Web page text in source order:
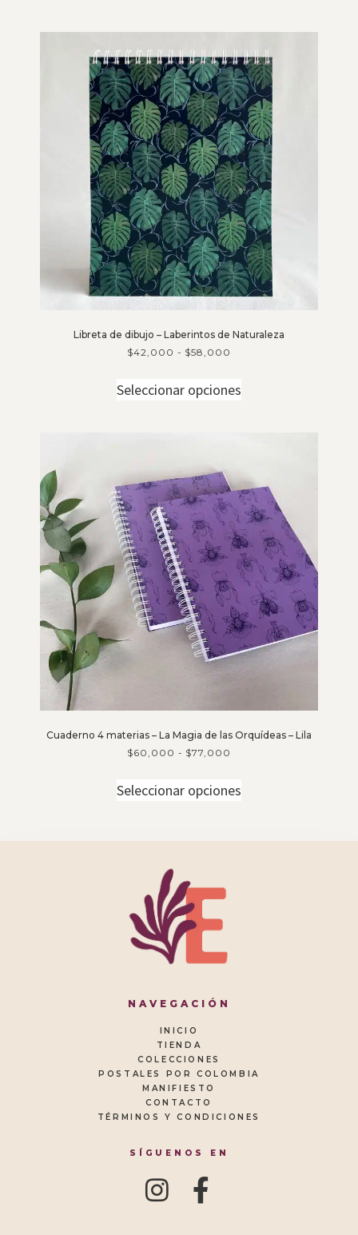
Libreta de dibujo – Laberintos de Naturaleza
$42,000 - $58,000
Seleccionar opciones
Cuaderno 4 materias – La Magia de las Orquídeas – Lila
$60,000 - $77,000
Seleccionar opciones
NAVEGACIÓN
INICIO
TIENDA
COLECCIONES
POSTALES POR COLOMBIA
MANIFIESTO
CONTACTO
TÉRMINOS Y CONDICIONES
SÍGUENOS EN